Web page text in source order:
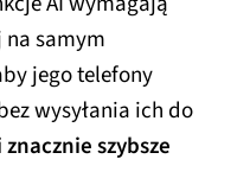
samym
jego telefony
wysyłania ich do
szybsze